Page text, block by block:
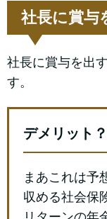
社長に賞与
社長に賞与を出
す。
デメリット？
まあこれは予
収める社会保